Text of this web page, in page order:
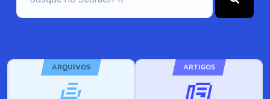
ARQUIVOS ARTIGOS